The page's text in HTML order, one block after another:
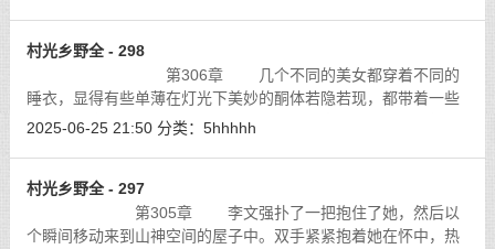
村光乡野全 - 298
第306章 几个不同的美女都穿着不同的
睡衣，显得有些单薄在灯光下美妙的酮体若隐若现，都带着一些
迷糊的倦意，更加女人的魅力，大厅内顿时亮了。李文强觉得自
2025-06-25 21:50 分类： 5hhhhh
村光乡野全 - 297
第305章 李文强扑了一把抱住了她，然后以
个瞬间移动来到山神空间的屋子中。双手紧紧抱着她在怀中，热